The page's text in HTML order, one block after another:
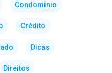
Condominio
Crédito
Dicas
Direitos